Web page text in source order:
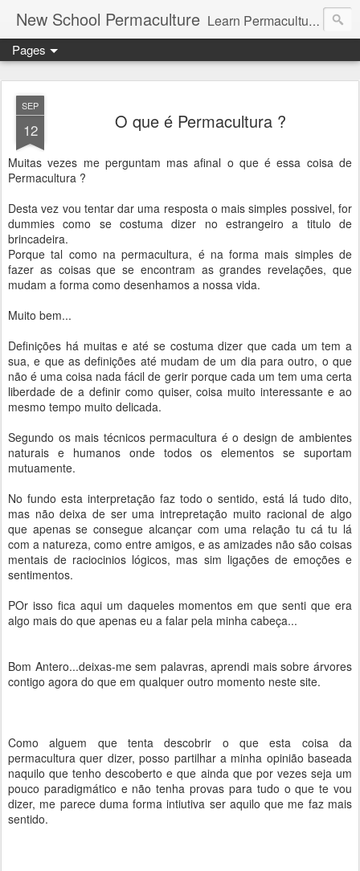
New School Permaculture Learn Permaculture Design Courses in Europe with Helder Valente, one of the original students of Bill Mollison the creator of Permaculture Design.
Pages
SEP
12 O que é Permacultura ?
Muitas vezes me perguntam mas afinal o que é essa coisa de
Permacultura ?
Desta vez vou tentar dar uma resposta o mais simples possivel, for
dummies como se costuma dizer no estrangeiro a titulo de
brincadeira.
Porque tal como na permacultura, é na forma mais simples de
fazer as coisas que se encontram as grandes revelações, que
mudam a forma como desenhamos a nossa vida.
Muito bem...
Definições há muitas e até se costuma dizer que cada um tem a
sua, e que as definições até mudam de um dia para outro, o que
não é uma coisa nada fácil de gerir porque cada um tem uma certa
liberdade de a definir como quiser, coisa muito interessante e ao
mesmo tempo muito delicada.
Segundo os mais técnicos permacultura é o design de ambientes
naturais e humanos onde todos os elementos se suportam
mutuamente.
No fundo esta interpretação faz todo o sentido, está lá tudo dito,
mas não deixa de ser uma intrepretação muito racional de algo
que apenas se consegue alcançar com uma relação tu cá tu lá
com a natureza, como entre amigos, e as amizades não são coisas
mentais de raciocinios lógicos, mas sim ligações de emoções e
sentimentos.
POr isso fica aqui um daqueles momentos em que senti que era
algo mais do que apenas eu a falar pela minha cabeça...
Bom Antero...deixas-me sem palavras, aprendi mais sobre árvores
contigo agora do que em qualquer outro momento neste site.
Como alguem que tenta descobrir o que esta coisa da
permacultura quer dizer, posso partilhar a minha opinião baseada
naquilo que tenho descoberto e que ainda que por vezes seja um
pouco paradigmático e não tenha provas para tudo o que te vou
dizer, me parece duma forma intiutiva ser aquilo que me faz mais
sentido.